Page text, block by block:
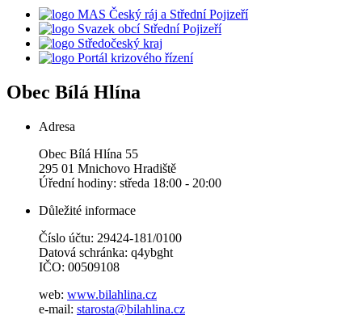
MAS Český ráj a Střední Pojizeří
Svazek obcí Střední Pojizeří
Středočeský kraj
Portál krizového řízení
Obec Bílá Hlína
Adresa
Obec Bílá Hlína 55
295 01 Mnichovo Hradiště
Úřední hodiny: středa 18:00 - 20:00
Důležité informace
Číslo účtu: 29424-181/0100
Datová schránka: q4ybght
IČO: 00509108
web: www.bilahlina.cz
e-mail: starosta@bilahlina.cz